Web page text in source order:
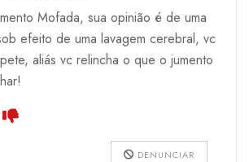
Mofada, sua opinião é de uma
efeito de uma lavagem cerebral, vc
aliás vc relincha o que o jumento
DENUNCIAR